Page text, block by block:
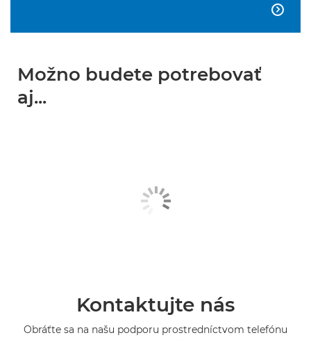

Možno budete potrebovať
aj...
Kontaktujte nás
Obráťte sa na našu podporu prostredníctvom telefónu